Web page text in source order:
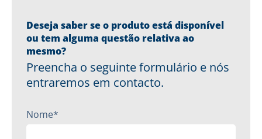
Deseja saber se o produto está disponível
ou tem alguma questão relativa ao
mesmo?
Preencha o seguinte formulário e nós
entraremos em contacto.
Nome*